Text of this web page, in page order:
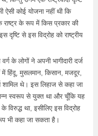
कोई योजना नहीं थी कि
राष्ट्र के रूप में किस प्रकार की
दृष्टि से इस विद्रोह को राष्ट्रीय
के लोगों ने अपनी भागीदारी दर्ज
में हिंदू, मुसलमान, किसान, मजदूर,
शामिल थे। इस लिहाज से कहा जा
स्वरूप से युक्त था और चूँकि यह
के विरुद्ध था, इसीलिए इस विद्रोह
भी कहा जा सकता है।